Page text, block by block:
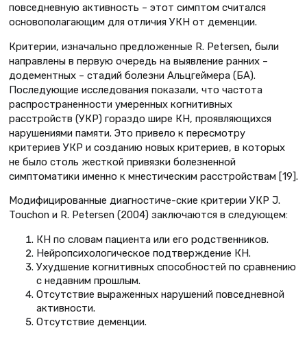
повседневную активность – этот симптом считался
основополагающим для отличия УКН от деменции.
Критерии, изначально предложенные R. Petersen, были
направлены в первую очередь на выявление ранних –
додементных – стадий болезни Альцгеймера (БА).
Последующие исследования показали, что частота
распространенности умеренных когнитивных
расстройств (УКР) гораздо шире КН, проявляющихся
нарушениями памяти. Это привело к пересмотру
критериев УКР и созданию новых критериев, в которых
не было столь жесткой привязки болезненной
симптоматики именно к мнестическим расстройствам [19].
Модифицированные диагностиче-ские критерии УКР J.
Touchon и R. Petersen (2004) заключаются в следующем:
КН по словам пациента или его родственников.
Нейропсихологическое подтверждение КН.
Ухудшение когнитивных способностей по сравнению
с недавним прошлым.
Отсутствие выраженных нарушений повседневной
активности.
Отсутствие деменции.